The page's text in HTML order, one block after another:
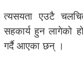
त्यसयता एउटै
सहकार्य हुन लागेको
गर्दै आएका छन् ।